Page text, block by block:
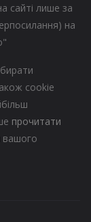
сайті лише за
на
cookie
прочитати
вашого